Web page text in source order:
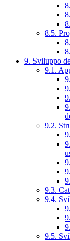
8.5.
9. Sviluppo
9.1.
9.2.
9.3.
9.4.
9.5.